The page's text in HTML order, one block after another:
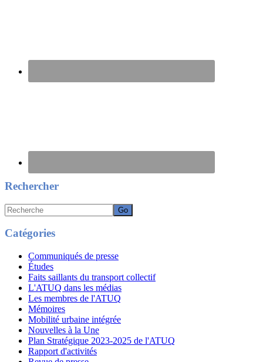
Rechercher
Recherche
Catégories
Communiqués de presse
Études
Faits saillants du transport collectif
L'ATUQ dans les médias
Les membres de l'ATUQ
Mémoires
Mobilité urbaine intégrée
Nouvelles à la Une
Plan Stratégique 2023-2025 de l'ATUQ
Rapport d'activités